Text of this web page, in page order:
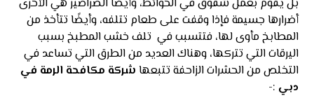
بل يقوم بعمل شقوق في الحوائط، وأيضًا الصراصير هي الأخرى
أضرارها جسيمة فإذا وقفت على طعام تتلفه، وأيضًا تتأخذ من
المطابخ مأوى لها، فتتسبب في تلف خشب المطبخ بسبب
اليرقات التي تتركها، وهناك العديد من الطرق التي تساعد في
التخلص من الحشرات الزاحفة تتبعها شركة مكافحة الرمة في
دبي :-